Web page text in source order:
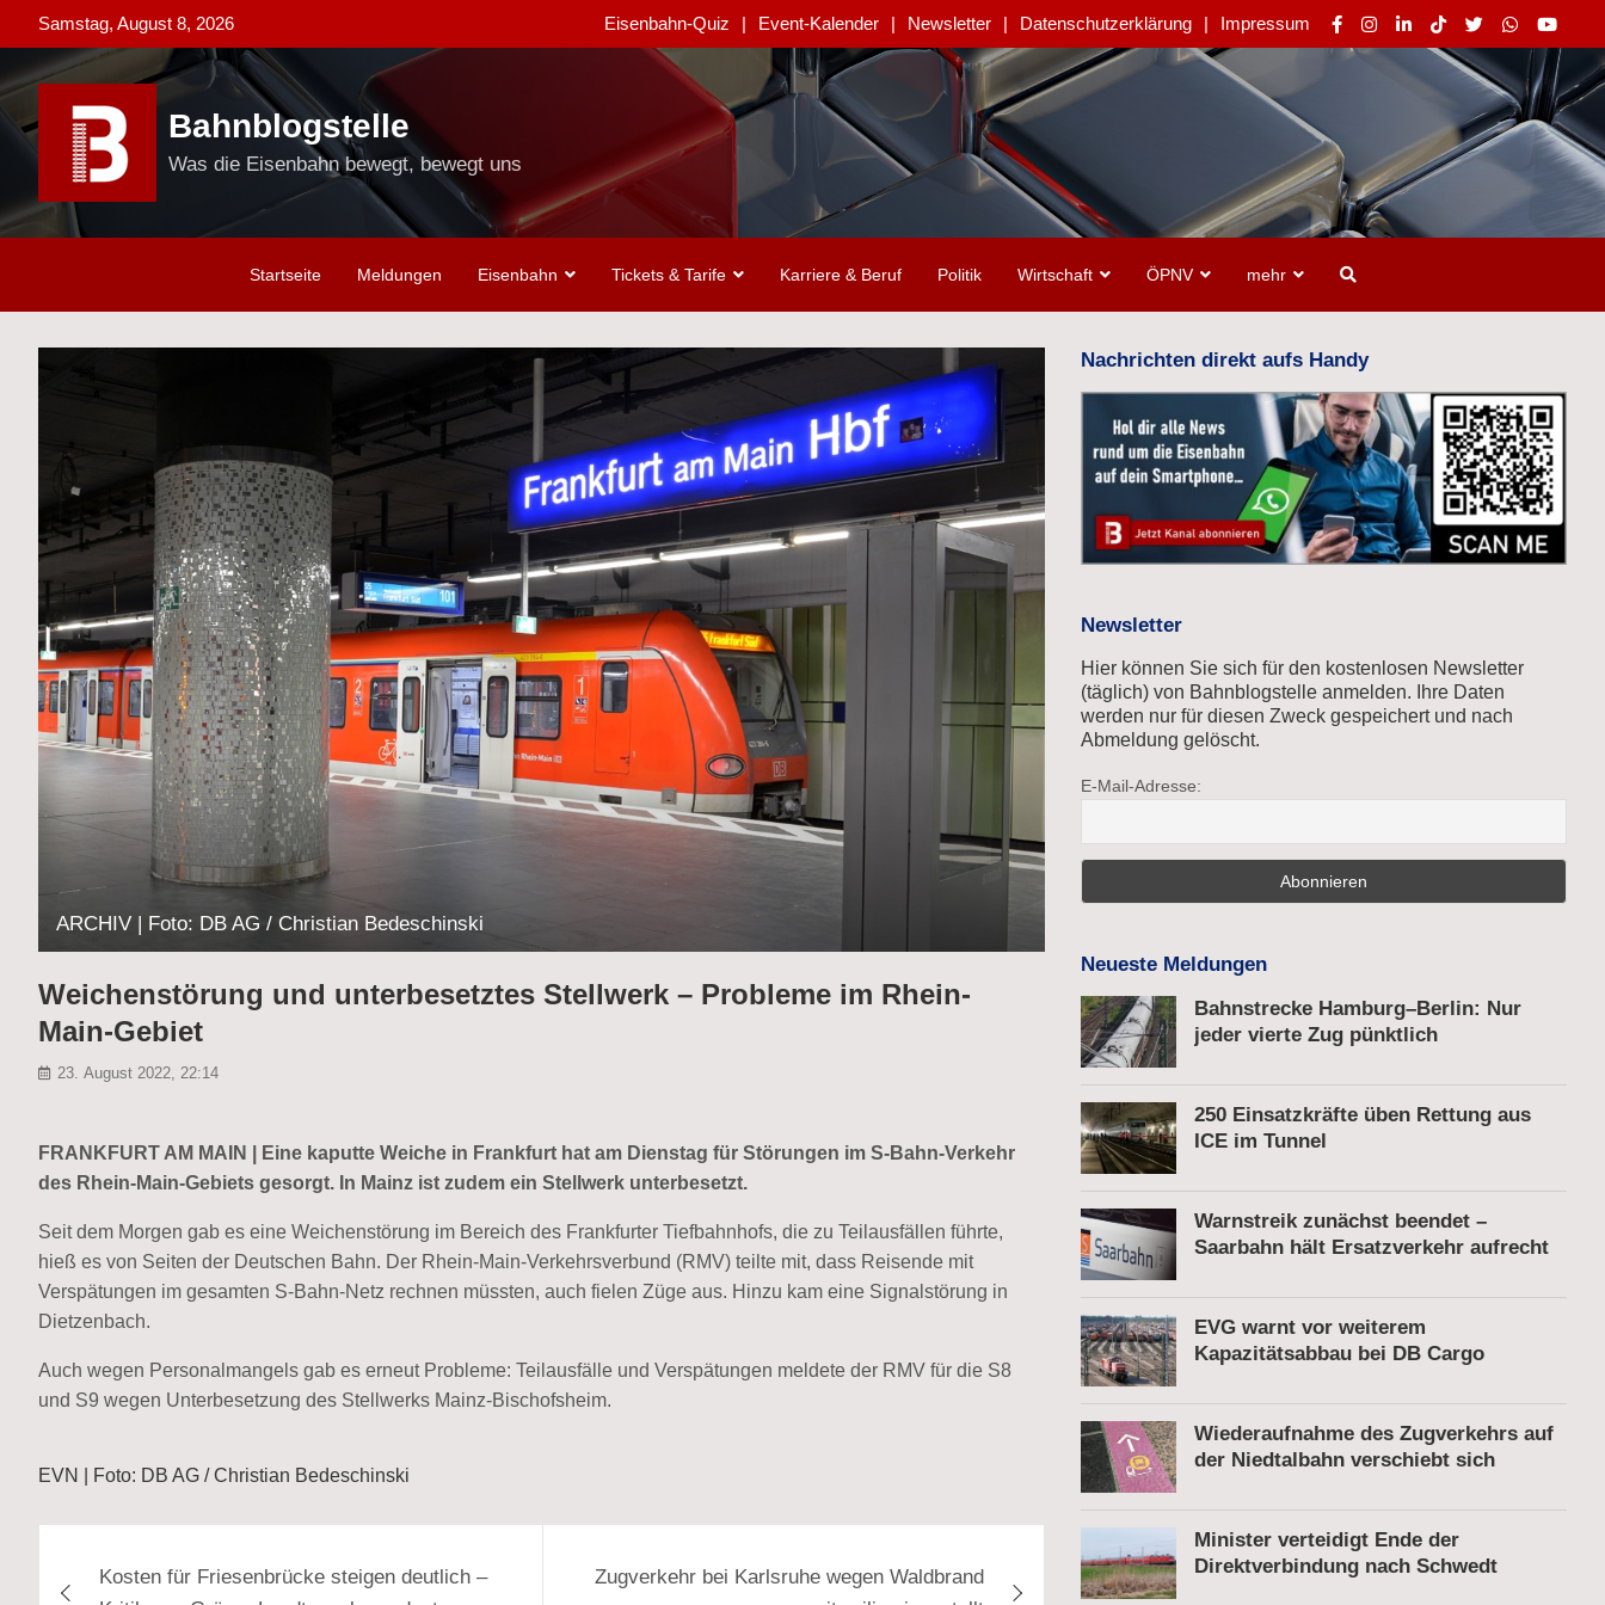
to
content
Samstag, August 8, 2026 Eisenbahn-Quiz Event-Kalender Newsletter Datenschutzerklärung Impressum
Bahnblogstelle
Was die Eisenbahn bewegt, bewegt uns
Startseite Meldungen Eisenbahn Tickets & Tarife Karriere & Beruf Politik Wirtschaft ÖPNV mehr
ARCHIV | Foto: DB AG / Christian Bedeschinski
Weichenstörung und unterbesetztes Stellwerk – Probleme im Rhein-
Main-Gebiet
23. August 2022, 22:14
FRANKFURT AM MAIN | Eine kaputte Weiche in Frankfurt hat am Dienstag für Störungen im S-Bahn-Verkehr
des Rhein-Main-Gebiets gesorgt. In Mainz ist zudem ein Stellwerk unterbesetzt.
Seit dem Morgen gab es eine Weichen­störung im Bereich des Frankfurter Tiefbahnhofs, die zu Teil­ausfällen führte,
hieß es von Seiten der Deutschen Bahn. Der Rhein-Main-Verkehrs­verbund (RMV) teilte mit, dass Reisende mit
Verspätungen im gesamten S-Bahn-Netz rechnen müssten, auch fielen Züge aus. Hinzu kam eine Signal­störung in
Dietzen­bach.
Auch wegen Personal­mangels gab es erneut Probleme: Teilausfälle und Verspä­tungen meldete der RMV für die S8
und S9 wegen Unter­besetzung des Stellwerks Mainz-Bischofsheim.
EVN | Foto: DB AG / Christian Bedeschinski
Kosten für Friesenbrücke steigen deutlich –
Zugverkehr bei Karlsruhe wegen Waldbrand
Nachrichten direkt aufs Handy
Newsletter
Hier können Sie sich für den kostenlosen Newsletter
(täglich) von Bahnblogstelle anmelden. Ihre Daten
werden nur für diesen Zweck gespeichert und nach
Abmeldung gelöscht.
E-Mail-Adresse:
Neueste Meldungen
Bahnstrecke Hamburg–Berlin: Nur
jeder vierte Zug pünktlich
250 Einsatzkräfte üben Rettung aus
ICE im Tunnel
Warnstreik zunächst beendet –
Saarbahn hält Ersatzverkehr aufrecht
EVG warnt vor weiterem
Kapazitätsabbau bei DB Cargo
Wiederaufnahme des Zugverkehrs auf
der Niedtalbahn verschiebt sich
Minister verteidigt Ende der
Direktverbindung nach Schwedt